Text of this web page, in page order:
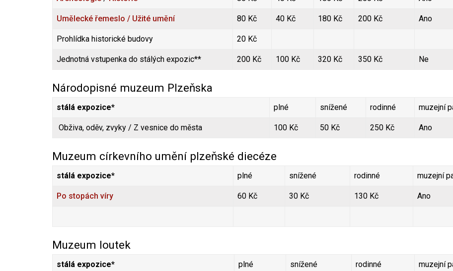
Umělecké řemeslo / Užité umění 80 Kč 40 Kč 180 Kč 200 Kč Ano
Prohlídka historické budovy 20 Kč
Jednotná vstupenka do stálých expozic** 200 Kč 100 Kč 320 Kč 350 Kč Ne
Národopisné muzeum Plzeňska
stálá expozice* plné snížené rodinné muzejní
Obživa, oděv, zvyky / Z vesnice do města 100 Kč 50 Kč 250 Kč Ano
Muzeum církevního umění plzeňské diecéze
stálá expozice* plné snížené rodinné muzejní
Po stopách víry 60 Kč 30 Kč 130 Kč Ano
Muzeum loutek
stálá expozice* plné snížené rodinné muzejní